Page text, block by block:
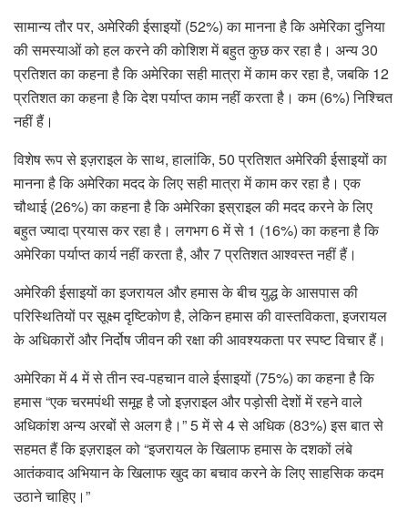
सामान्य तौर पर, अमेरिकी ईसाइयों (52%) का मानना ​​है कि अमेरिका दुनिया
की समस्याओं को हल करने की कोशिश में बहुत कुछ कर रहा है। अन्य 30
प्रतिशत का कहना है कि अमेरिका सही मात्रा में काम कर रहा है, जबकि 12
प्रतिशत का कहना है कि देश पर्याप्त काम नहीं करता है। कम (6%) निश्चित
नहीं हैं।
विशेष रूप से इज़राइल के साथ, हालांकि, 50 प्रतिशत अमेरिकी ईसाइयों का
मानना ​​है कि अमेरिका मदद के लिए सही मात्रा में काम कर रहा है। एक
चौथाई (26%) का कहना है कि अमेरिका इस्राइल की मदद करने के लिए
बहुत ज्यादा प्रयास कर रहा है। लगभग 6 में से 1 (16%) का कहना है कि
अमेरिका पर्याप्त कार्य नहीं करता है, और 7 प्रतिशत आश्वस्त नहीं हैं।
अमेरिकी ईसाइयों का इजरायल और हमास के बीच युद्ध के आसपास की
परिस्थितियों पर सूक्ष्म दृष्टिकोण है, लेकिन हमास की वास्तविकता, इजरायल
के अधिकारों और निर्दोष जीवन की रक्षा की आवश्यकता पर स्पष्ट विचार हैं।
अमेरिका में 4 में से तीन स्व-पहचान वाले ईसाइयों (75%) का कहना है कि
हमास “एक चरमपंथी समूह है जो इज़राइल और पड़ोसी देशों में रहने वाले
अधिकांश अन्य अरबों से अलग है।” 5 में से 4 से अधिक (83%) इस बात से
सहमत हैं कि इज़राइल को “इजरायल के खिलाफ हमास के दशकों लंबे
आतंकवाद अभियान के खिलाफ खुद का बचाव करने के लिए साहसिक कदम
उठाने चाहिए।”